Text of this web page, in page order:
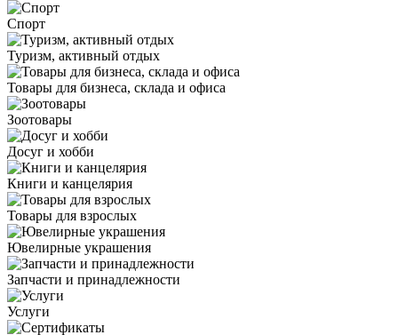
Спорт
Туризм, активный отдых
Товары для бизнеса, склада и офиса
Зоотовары
Досуг и хобби
Книги и канцелярия
Товары для взрослых
Ювелирные украшения
Запчасти и принадлежности
Услуги